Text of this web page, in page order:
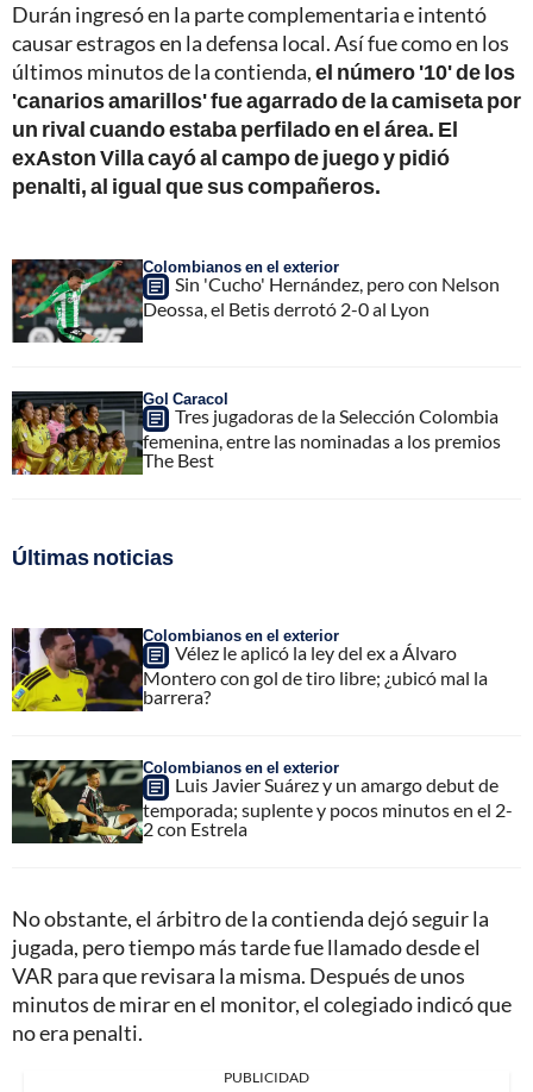
Durán ingresó en la parte complementaria e intentó
causar estragos en la defensa local. Así fue como en los
últimos minutos de la contienda,el número '10' de los
'canarios amarillos' fue agarrado de la camiseta por
un rival cuando estaba perfilado en el área. El
exAston Villa cayó al campo de juego y pidió
penalti, al igual que sus compañeros.
Colombianos en el exterior
Sin 'Cucho' Hernández, pero con Nelson
Deossa, el Betis derrotó 2-0 al Lyon
Gol Caracol
Tres jugadoras de la Selección Colombia
femenina, entre las nominadas a los premios
The Best
Últimas noticias
Colombianos en el exterior
Vélez le aplicó la ley del ex a Álvaro
Montero con gol de tiro libre; ¿ubicó mal la
barrera?
Colombianos en el exterior
Luis Javier Suárez y un amargo debut de
temporada; suplente y pocos minutos en el 2-
2 con Estrela
No obstante, el árbitro de la contienda dejó seguir la
jugada, pero tiempo más tarde fue llamado desde el
VAR para que revisara la misma. Después de unos
minutos de mirar en el monitor, el colegiado indicó que
no era penalti.
PUBLICIDAD